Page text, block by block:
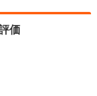
全高
1.09m
価